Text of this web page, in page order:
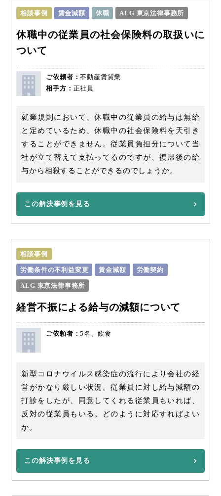
相談事例 賃金減額 休職 ALG 東京法律事務所
休職中の従業員の社会保険料の取扱いに
ついて
ご依頼者：不動産賃貸業
相手方： 正社員
就業規則において、休職中の従業員の給与は無給
と定めているため、休職中の社会保険料を天引き
することができません。従業員負担分について当
社が立て替えて支払ってるのですが、復帰後の給
与から相殺することができるのでしょうか。
この解決事例を見る
相談事例
労働条件の不利益変更 賃金減額 労働契約
ALG 東京法律事務所
経営不振による給与の減額について
ご依頼者：5名、飲食
新型コロナウイルス感染症の流行により会社の経
営がかなり厳しい状況。従業員に対し給与減額の
打診をしたが、同意してくれる従業員もいれば、
反対の従業員もいる。どのように対応すればよい
か。
この解決事例を見る